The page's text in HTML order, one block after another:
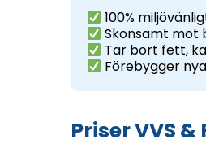
100%
Skonsamt mot
Tar bort fett,
Förebygger
Priser VVS